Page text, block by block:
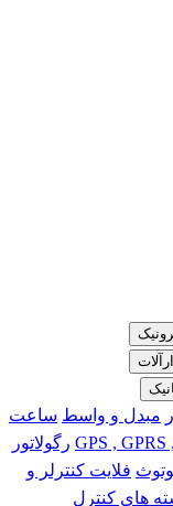
مبدل و واسط ساعت
GPS , GPRS رگولاتور
فلایت کنترلر و
های کنترل